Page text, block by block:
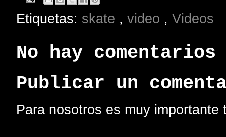
Etiquetas: skate , video , Videos
No hay
Publicar un
Para nosotros es muy